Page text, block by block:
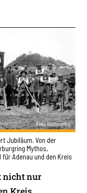
Jubiläum. Von der
Mythos,
Adenau und den Kreis
nicht nur